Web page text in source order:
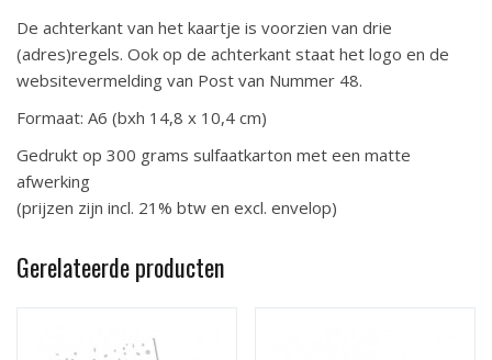
De achterkant van het kaartje is voorzien van drie
(adres)regels. Ook op de achterkant staat het logo en de
websitevermelding van Post van Nummer 48.
Formaat: A6 (bxh 14,8 x 10,4 cm)
Gedrukt op 300 grams sulfaatkarton met een matte
afwerking
(prijzen zijn incl. 21% btw en excl. envelop)
Gerelateerde producten